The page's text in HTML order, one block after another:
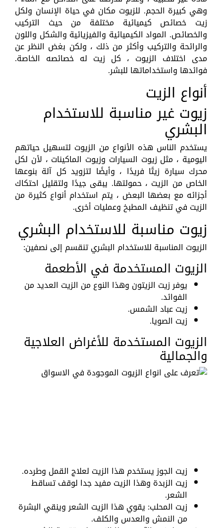
وهي كبيرة الحجم. للزيوت مكان في حياة الإنسان ولكل
زيت خصائص كيميائية مختلفة من حيث التركيب
والخصائص. المواد الكيميائية والفيزيائية والشكل واللون
والرائحة والتركيب وأكثر من ذلك ، ولكن بغض النظر عن
مدى اختلاف الزيوت ، كل زيت له خصائصه الخاصة.
فوائدها واستخداماتها للبشر.
أنواع الزيت
زيوت غير مناسبة للاستخدام
البشري
يستخدم الناس هذه الأنواع من الزيوت لتسهيل حياتهم
اليومية ، مثل زيوت السيارات وزيوت الماكينات ، لأن لكل
محرك سيارة زيتًا فريدًا ، وأيضًا لتزويد كل آلة بنوعها
الخاص من الزيت ، حمولتها. يبقى جيدًا ولتقليل احتكاك
أجزائه مع بعضها البعض ، يتم استخدام أنواع كثيرة من
الزيت في تنظيف المطبخ وعمليات أخرى.
زيوت مناسبة للاستخدام البشري
الزيوت المناسبة للاستخدام البشري تنقسم إلى نصفين:
الزيوت المستخدمة في الأطعمة
يوفر زيت الزيتون وهذا النوع من الزيت العديد من
الفوائد.
زيت عباد الشمس.
زيت الصويا.
الزيوت المستخدمة للأغراض العلاجية
والجمالية
زيت الجوز يستخدم هذا الزيت لعلاج القمل وطرده.
زيت الزبدة وهذا الزيت مفيد جدا لوقف تساقط
الشعر.
زيت المحلب: يقوي هذا الزيت الشعر وينقي البشرة
من النمش والعدس والكلف.